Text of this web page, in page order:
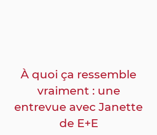
À quoi ça ressemble
vraiment : une
entrevue avec Janette
de E+E